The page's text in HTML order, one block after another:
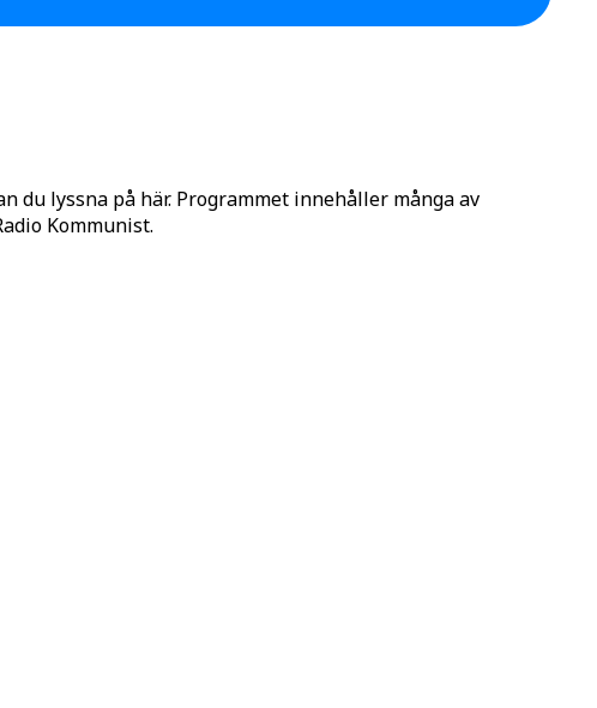
du lyssna på här. Programmet innehåller många av
Kommunist.